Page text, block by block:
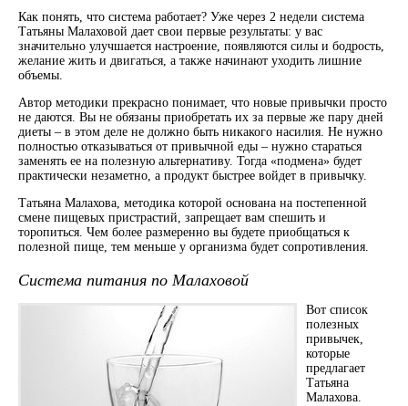
Как понять, что система работает? Уже через 2 недели система
Татьяны Малаховой дает свои первые результаты: у вас
значительно улучшается настроение, появляются силы и бодрость,
желание жить и двигаться, а также начинают уходить лишние
объемы.
Автор методики прекрасно понимает, что новые привычки просто
не даются. Вы не обязаны приобретать их за первые же пару дней
диеты – в этом деле не должно быть никакого насилия. Не нужно
полностью отказываться от привычной еды – нужно стараться
заменять ее на полезную альтернативу. Тогда «подмена» будет
практически незаметно, а продукт быстрее войдет в привычку.
Татьяна Малахова, методика которой основана на постепенной
смене пищевых пристрастий, запрещает вам спешить и
торопиться. Чем более размеренно вы будете приобщаться к
полезной пище, тем меньше у организма будет сопротивления.
Система питания по Малаховой
Вот список
полезных
привычек,
которые
предлагает
Татьяна
Малахова.